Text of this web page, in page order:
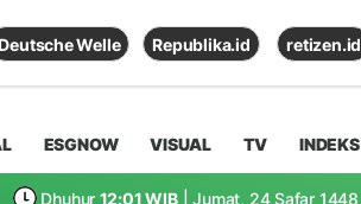
Welle Republika.id retizen.id
ESGNOW VISUAL TV INDEKS
Dhuhur 12:01 WIB | Jumat, 24 Safar 1448